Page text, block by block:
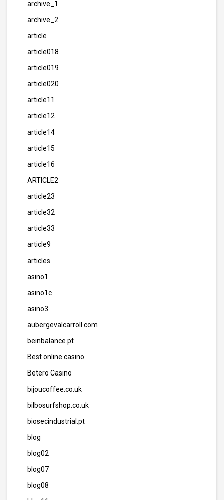
archive_1
archive_2
article
article018
article019
article020
article11
article12
article14
article15
article16
ARTICLE2
article23
article32
article33
article9
articles
asino1
asino1c
asino3
aubergevalcarroll.com
beinbalance.pt
Best online casino
Betero Casino
bijoucoffee.co.uk
bilbosurfshop.co.uk
biosecindustrial.pt
blog
blog02
blog07
blog08